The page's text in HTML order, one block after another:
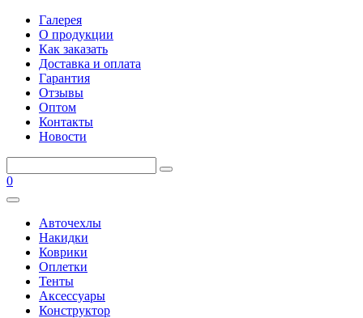
Галерея
О продукции
Как заказать
Доставка и оплата
Гарантия
Отзывы
Оптом
Контакты
Новости
0
Авточехлы
Накидки
Коврики
Оплетки
Тенты
Аксессуары
Конструктор